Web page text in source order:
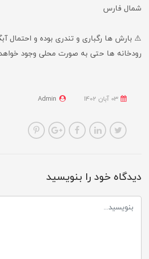
شمال فارس
⚠️ بارش ها رگباری و تندری بوده و احتمال
رودخانه ها حتی به صورت محلی وجود
Admin
دیدگاه خود را بنویسید